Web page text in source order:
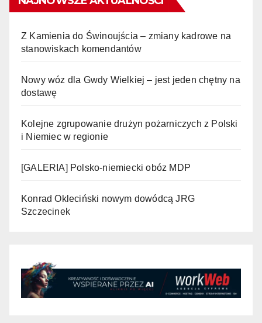
Z Kamienia do Świnoujścia – zmiany kadrowe na
stanowiskach komendantów
Nowy wóz dla Gwdy Wielkiej – jest jeden chętny na
dostawę
Kolejne zgrupowanie drużyn pożarniczych z Polski
i Niemiec w regionie
[GALERIA] Polsko-niemiecki obóz MDP
Konrad Okleciński nowym dowódcą JRG
Szczecinek